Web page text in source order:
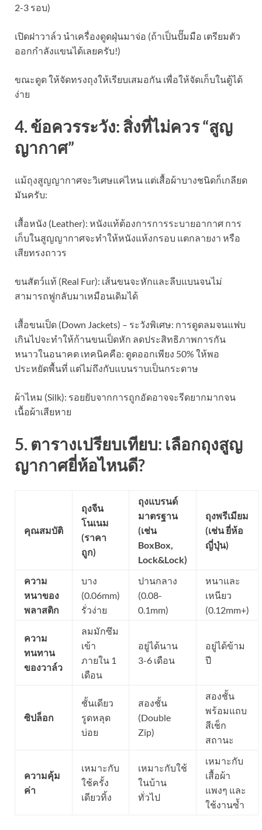
2-3 รอบ)
เปิดฝาวาล์ว นำเครื่องดูดฝุ่นมาจ่อ (ถ้าเป็นปั๊มมือ เตรียมตัว
ออกกำลังแขนได้เลยครับ!)
ขณะดูด ให้จัดทรงถุงให้เรียบเสมอกัน เพื่อให้จัดเก็บในตู้ได้
ง่าย
4. ข้อควรระวัง: สิ่งที่ไม่ควร “สูญ
ญากาศ”
แม้ถุงสูญญากาศจะวิเศษแค่ไหน แต่เสื้อผ้าบางชนิดก็เกลียด
มันครับ:
เสื้อหนัง (Leather): หนังแท้ต้องการการระบายอากาศ การ
เก็บในสูญญากาศจะทำให้หนังแห้งกรอบ แตกลายงา หรือ
เสียทรงถาวร
ขนสัตว์แท้ (Real Fur): เส้นขนจะหักและลีบแบนจนไม่
สามารถฟูกลับมาเหมือนเดิมได้
เสื้อขนเป็ด (Down Jackets) – ระวังพิเศษ: การดูดลมจนแฟบ
เกินไปจะทำให้ก้านขนเป็ดหัก ลดประสิทธิภาพการกัน
หนาวในอนาคต เทคนิคคือ: ดูดออกเพียง 50% ให้พอ
ประหยัดพื้นที่ แต่ไม่ถึงกับแบนราบเป็นกระดาษ
ผ้าไหม (Silk): รอยยับจากการถูกอัดอาจจะรีดยากมากจน
เนื้อผ้าเสียหาย
5. ตารางเปรียบเทียบ: เลือกถุงสูญ
ญากาศยี่ห้อไหนดี?
คุณสมบัติ
ถุงจีน
โนเนม
(ราคา
ถูก)
ถุงแบรนด์
มาตรฐาน
(เช่น
BoxBox,
Lock&Lock)
ถุงพรีเมียม
(เช่น ยี่ห้อ
ญี่ปุ่น)
ความ
หนาของ
พลาสติก
บาง
(0.06mm)
รั่วง่าย
ปานกลาง
(0.08-
0.1mm)
หนาและ
เหนียว
(0.12mm+)
ความ
ทนทาน
ของวาล์ว
ลมมักซึม
เข้า
ภายใน 1
เดือน
อยู่ได้นาน
3-6 เดือน
อยู่ได้ข้าม
ปี
ซิปล็อก
ชั้นเดียว
รูดหลุด
บ่อย
สองชั้น
(Double
Zip)
สองชั้น
พร้อมแถบ
สีเช็ก
สถานะ
ความคุ้ม
ค่า
เหมาะกับ
ใช้ครั้ง
เดียวทิ้ง
เหมาะกับใช้
ในบ้าน
ทั่วไป
เหมาะกับ
เสื้อผ้า
แพงๆ และ
ใช้งานซ้ำ